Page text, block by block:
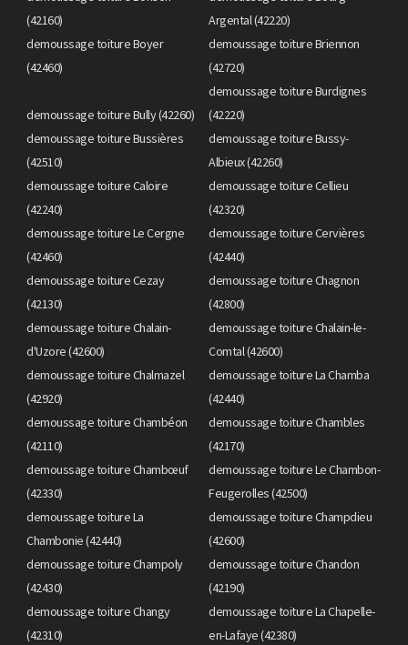
(42160)
Argental (42220)
demoussage toiture Boyer
(42460)
demoussage toiture Briennon
(42720)
demoussage toiture Bully (42260)
demoussage toiture Burdignes
(42220)
demoussage toiture Bussières
(42510)
demoussage toiture Bussy-
Albieux (42260)
demoussage toiture Caloire
(42240)
demoussage toiture Cellieu
(42320)
demoussage toiture Le Cergne
(42460)
demoussage toiture Cervières
(42440)
demoussage toiture Cezay
(42130)
demoussage toiture Chagnon
(42800)
demoussage toiture Chalain-
d'Uzore (42600)
demoussage toiture Chalain-le-
Comtal (42600)
demoussage toiture Chalmazel
(42920)
demoussage toiture La Chamba
(42440)
demoussage toiture Chambéon
(42110)
demoussage toiture Chambles
(42170)
demoussage toiture Chambœuf
(42330)
demoussage toiture Le Chambon-
Feugerolles (42500)
demoussage toiture La
Chambonie (42440)
demoussage toiture Champdieu
(42600)
demoussage toiture Champoly
(42430)
demoussage toiture Chandon
(42190)
demoussage toiture Changy
(42310)
demoussage toiture La Chapelle-
en-Lafaye (42380)